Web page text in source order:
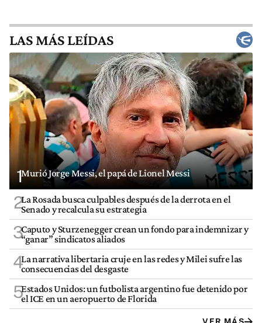
LAS MÁS LEÍDAS
1Murió Jorge Messi, el papá de Lionel Messi
2La Rosada busca culpables después de la derrota en el
Senado y recalcula su estrategia
3Caputo y Sturzenegger crean un fondo para indemnizar y
“ganar” sindicatos aliados
4La narrativa libertaria cruje en las redes y Milei sufre las
consecuencias del desgaste
5Estados Unidos: un futbolista argentino fue detenido por
el ICE en un aeropuerto de Florida